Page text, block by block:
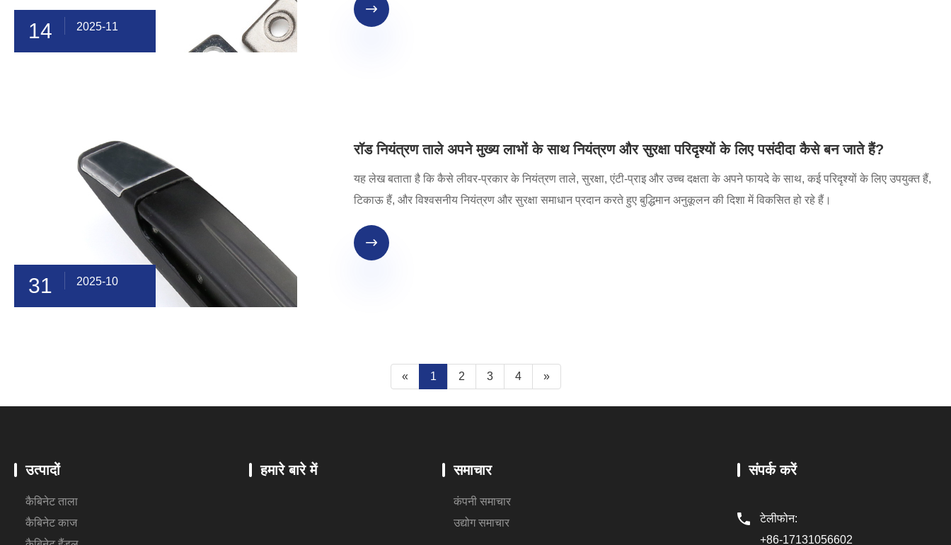
14 2025-11

31 2025-10
रॉड नियंत्रण ताले अपने मुख्य लाभों के साथ नियंत्रण और सुरक्षा परिदृश्यों के लिए पसंदीदा कैसे बन जाते हैं?
यह लेख बताता है कि कैसे लीवर-प्रकार के नियंत्रण ताले, सुरक्षा, एंटी-प्राइ और उच्च दक्षता के अपने फायदे के साथ, कई परिदृश्यों के लिए उपयुक्त हैं,
टिकाऊ हैं, और विश्वसनीय नियंत्रण और सुरक्षा समाधान प्रदान करते हुए बुद्धिमान अनुकूलन की दिशा में विकसित हो रहे हैं।

« 1 2 3 4 »
उत्पादों
कैबिनेट ताला
कैबिनेट काज
हमारे बारे में समाचार
कंपनी समाचार
उद्योग समाचार
संपर्क करें
टेलीफोन:
+86-17131056602